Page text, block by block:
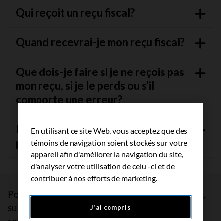
Qui reçoit un reçu fiscal?
Quand recevrai-je mon reçu fiscal?
Que dois-je faire si je ne reçois pas
mon reçu, si je le perds ou s’il
comporte une erreur?
Puis-je faire don de services ou de
produits et recevoir un reçu fiscal?
Pour toute question sur l’admissibilité des dons,
sur les personnes qui peuvent demander des
En utilisant ce site Web, vous acceptez que des
témoins de navigation soient stockés sur votre
appareil afin d'améliorer la navigation du site,
d'analyser votre utilisation de celui-ci et de
contribuer à nos efforts de marketing.
J'ai compris